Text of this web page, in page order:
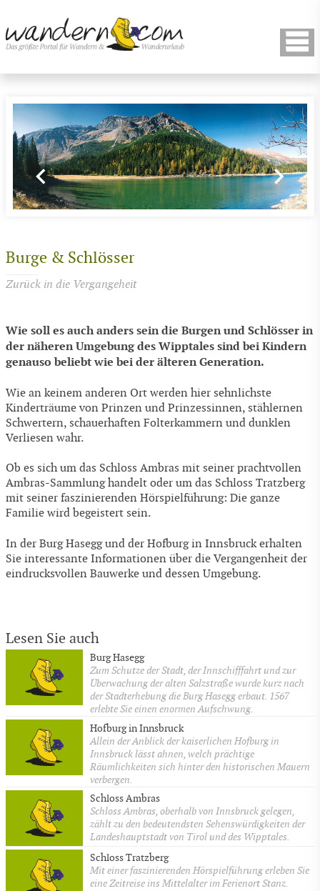
Burge & Schlösser
Zurück in die Vergangeheit
Wie soll es auch anders sein die Burgen und Schlösser in
der näheren Umgebung des Wipptales sind bei Kindern
genauso beliebt wie bei der älteren Generation.
Wie an keinem anderen Ort werden hier sehnlichste
Kinderträume von Prinzen und Prinzessinnen, stählernen
Schwertern, schauerhaften Folterkammern und dunklen
Verliesen wahr.
Ob es sich um das Schloss Ambras mit seiner prachtvollen
Ambras-Sammlung handelt oder um das Schloss Tratzberg
mit seiner faszinierenden Hörspielführung: Die ganze
Familie wird begeistert sein.
In der Burg Hasegg und der Hofburg in Innsbruck erhalten
Sie interessante Informationen über die Vergangenheit der
eindrucksvollen Bauwerke und dessen Umgebung.
Lesen Sie auch
Burg Hasegg
Zum Schutze der Stadt, der Innschifffahrt und zur
Überwachung der alten Salzstraße wurde kurz nach
der Stadterhebung die Burg Hasegg erbaut. 1567
erlebte Sie einen enormen Aufschwung.
Hofburg in Innsbruck
Allein der Anblick der kaiserlichen Hofburg in
Innsbruck lässt ahnen, welch prächtige
Räumlichkeiten sich hinter den historischen Mauern
verbergen.
Schloss Ambras
Schloss Ambras, oberhalb von Innsbruck gelegen,
zählt zu den bedeutendsten Sehenswürdigkeiten der
Landeshauptstadt von Tirol und des Wipptales.
Schloss Tratzberg
Mit einer faszinierenden Hörspielführung erleben Sie
eine Zeitreise ins Mittelalter im Ferienort Stanz.